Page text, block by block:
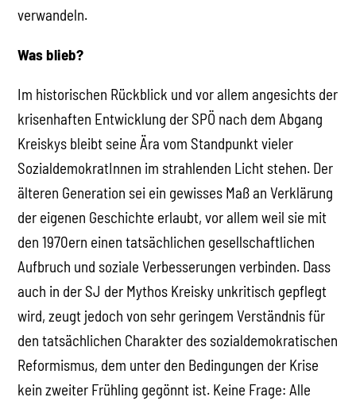
verwandeln.
Was blieb?
Im historischen Rückblick und vor allem angesichts der
krisenhaften Entwicklung der SPÖ nach dem Abgang
Kreiskys bleibt seine Ära vom Standpunkt vieler
SozialdemokratInnen im strahlenden Licht stehen. Der
älteren Generation sei ein gewisses Maß an Verklärung
der eigenen Geschichte erlaubt, vor allem weil sie mit
den 1970ern einen tatsächlichen gesellschaftlichen
Aufbruch und soziale Verbesserungen verbinden. Dass
auch in der SJ der Mythos Kreisky unkritisch gepflegt
wird, zeugt jedoch von sehr geringem Verständnis für
den tatsächlichen Charakter des sozialdemokratischen
Reformismus, dem unter den Bedingungen der Krise
kein zweiter Frühling gegönnt ist. Keine Frage: Alle